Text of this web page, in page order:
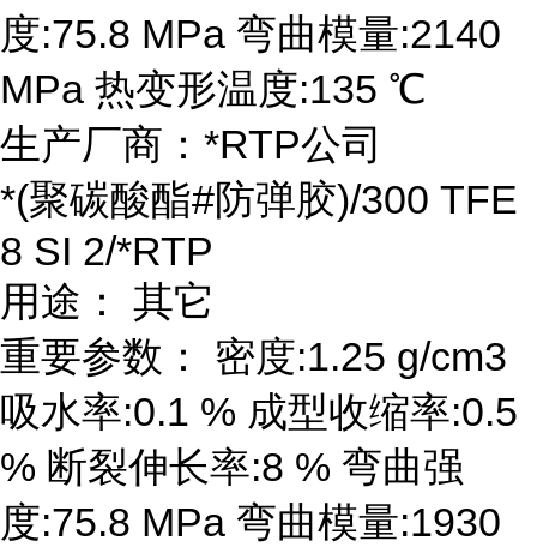
度:75.8 MPa 弯曲模量:2140
MPa 热变形温度:135 ℃
生产厂商：*RTP公司
*(聚碳酸酯#防弹胶)/300 TFE
8 SI 2/*RTP
用途： 其它
重要参数： 密度:1.25 g/cm3
吸水率:0.1 % 成型收缩率:0.5
% 断裂伸长率:8 % 弯曲强
度:75.8 MPa 弯曲模量:1930